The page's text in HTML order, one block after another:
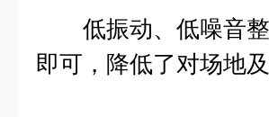
低振动、低噪音整
即可，降低了对场地